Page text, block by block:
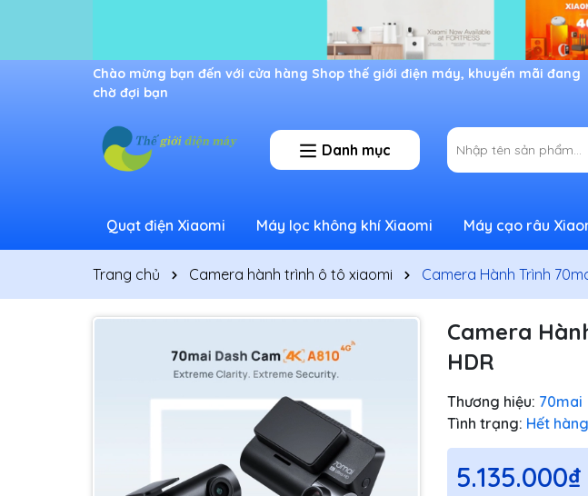
Ưu đãi lớn dành cho thành viên mới
Danh mục
Quạt điện Xiaomi Máy lọc không khí Xiaomi Máy cạo râu
Trang chủ Camera hành trình ô tô xiaomi Camera Hành Trình
Camera
HDR
Thương hiệu: 70mai
Tình trạng: Hết hàng
5.135.000₫